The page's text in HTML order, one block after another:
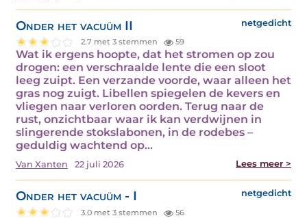
Onder het vacuüm II netgedicht
2.7 met 3 stemmen 59
Wat ik ergens hoopte, dat het stromen op zou
drogen: een verschraalde lente die een sloot
leeg zuipt. Een verzande voorde, waar alleen het
gras nog zuigt. Libellen spiegelen de kevers en
vliegen naar verloren oorden. Terug naar de
rust, onzichtbaar waar ik kan verdwijnen in
slingerende stokslabonen, in de rodebes –
geduldig wachtend op…
Van Xanten 22 juli 2026 Lees meer >
Onder het vacuüm - I netgedicht
3.0 met 3 stemmen 56